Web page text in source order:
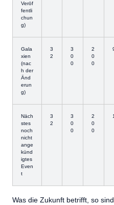
Veröf
fentli
chun
g)
Gala
xien
(nac
h der
Änd
erun
g)
3
2
3
0
0
2
0
0
Näch
stes
noch
nicht
ange
künd
igtes
Even
t
3
2
3
0
0
2
0
0
Was die Zukunft betrifft, so